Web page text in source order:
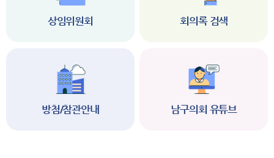
상임위원회 회의록 검색
방첨/참관안내 남구의회 유튜브